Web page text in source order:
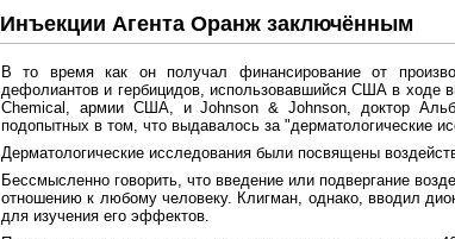
Инъекции Агента Оранж заключённым
В то время как он получал финансирование от
дефолиантов и гербицидов, использовавшийся США в ходе
Chemical, армии США, и Johnson & Johnson, доктор
подопытных в том, что выдавалось за "дерматологические
Дерматологические исследования были посвящены
Бессмысленно говорить, что введение или подвергание
отношению к любому человеку. Клигман, однако, вводил
для изучения его эффектов.